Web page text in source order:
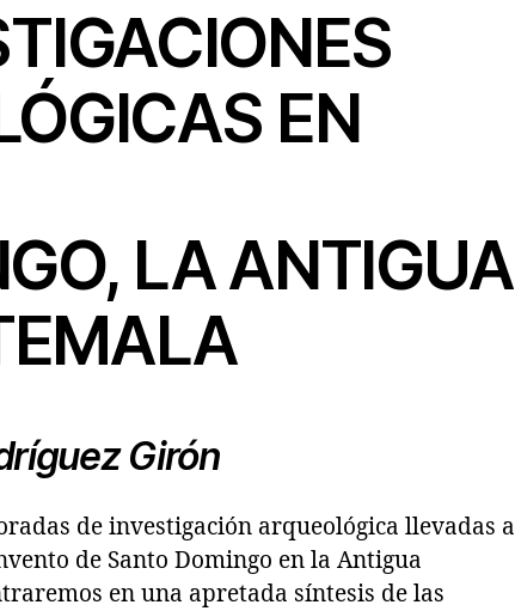
EN
LA ANTIGUA
Girón
de investigación arqueológica llevadas a
de Santo Domingo en la Antigua
en una apretada síntesis de las